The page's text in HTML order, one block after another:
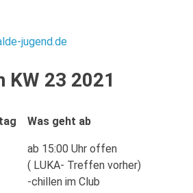
jugend.de
KW 23 2021
Was geht ab
ab 15:00 Uhr offen
( LUKA- Treffen vorher)
-chillen im Club